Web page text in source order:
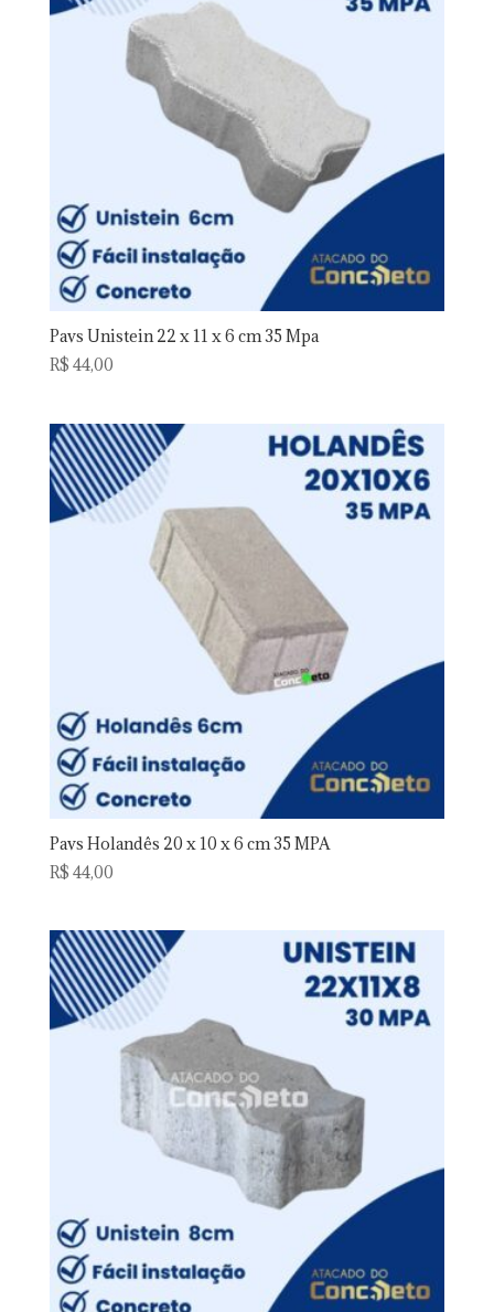
Pavs Unistein 22 x 11 x 6 cm 35 Mpa
R$ 44,00
Pavs Holandês 20 x 10 x 6 cm 35 MPA
R$ 44,00